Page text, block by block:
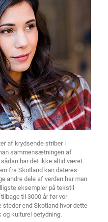
af krydsende striber i
sammensætningen af
har det ikke altid været.
fra Skotland kan dateres
andre dele af verden har man
eksempler på tekstil
til 3000 år før vor
steder end Skotland hvor dette
kulturel betydning.